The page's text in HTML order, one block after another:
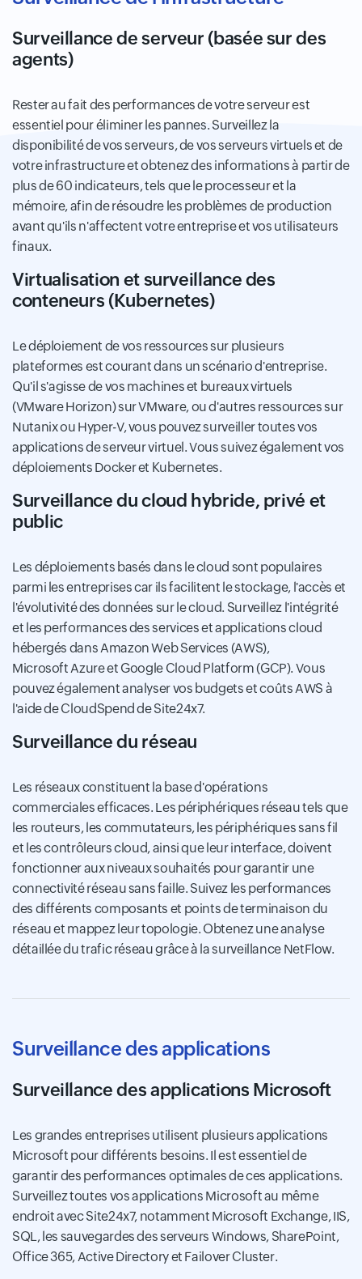
Surveillance de serveur (basée sur des
agents)
Rester au fait des performances de votre serveur est
essentiel pour éliminer les pannes. Surveillez la
disponibilité de vos serveurs, de vos serveurs virtuels et de
votre infrastructure et obtenez des informations à partir de
plus de 60 indicateurs, tels que le processeur et la
mémoire, afin de résoudre les problèmes de production
avant qu'ils n'affectent votre entreprise et vos utilisateurs
finaux.
Virtualisation et surveillance des
conteneurs (Kubernetes)
Le déploiement de vos ressources sur plusieurs
plateformes est courant dans un scénario d'entreprise.
Qu'il s'agisse de vos machines et bureaux virtuels
(VMware Horizon) sur VMware, ou d'autres ressources sur
Nutanix ou Hyper-V, vous pouvez surveiller toutes vos
applications de serveur virtuel. Vous suivez également vos
déploiements Docker et Kubernetes.
Surveillance du cloud hybride, privé et
public
Les déploiements basés dans le cloud sont populaires
parmi les entreprises car ils facilitent le stockage, l'accès et
l'évolutivité des données sur le cloud. Surveillez l'intégrité
et les performances des services et applications cloud
hébergés dans Amazon Web Services (AWS),
Microsoft Azure et Google Cloud Platform (GCP). Vous
pouvez également analyser vos budgets et coûts AWS à
l'aide de CloudSpend de Site24x7.
Surveillance du réseau
Les réseaux constituent la base d'opérations
commerciales efficaces. Les périphériques réseau tels que
les routeurs, les commutateurs, les périphériques sans fil
et les contrôleurs cloud, ainsi que leur interface, doivent
fonctionner aux niveaux souhaités pour garantir une
connectivité réseau sans faille. Suivez les performances
des différents composants et points de terminaison du
réseau et mappez leur topologie. Obtenez une analyse
détaillée du trafic réseau grâce à la surveillance NetFlow.
Surveillance des applications
Surveillance des applications Microsoft
Les grandes entreprises utilisent plusieurs applications
Microsoft pour différents besoins. Il est essentiel de
garantir des performances optimales de ces applications.
Surveillez toutes vos applications Microsoft au même
endroit avec Site24x7, notamment Microsoft Exchange, IIS,
SQL, les sauvegardes des serveurs Windows, SharePoint,
Office 365, Active Directory et Failover Cluster.